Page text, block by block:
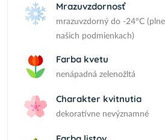
Mrazuvzdornosť
mrazuvzdorný do -24°C
našich podmienkach)
Farba kvetu
nenápadná zelenožltá
Charakter kvitnutia
dekoratívne nevýznamné